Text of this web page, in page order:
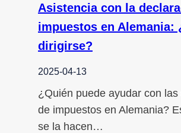
Asistencia con la
impuestos en Alemania:
dirigirse?
2025-04-13
¿Quién puede ayudar con
de impuestos en Alemania?
se la hacen…